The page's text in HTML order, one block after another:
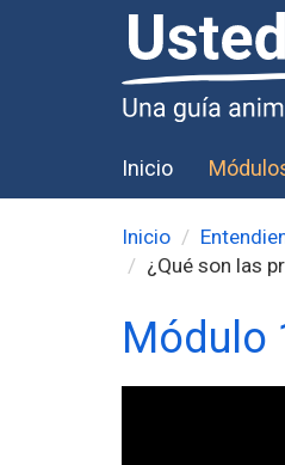
Inicio
Inicio
¿Qué son las
Módulo